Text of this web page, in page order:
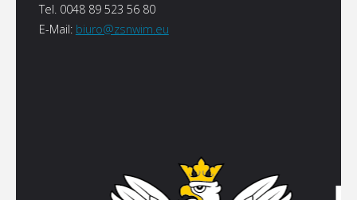
Tel. 0048 89 523 56 80
E-Mail: biuro@zsnwim.eu